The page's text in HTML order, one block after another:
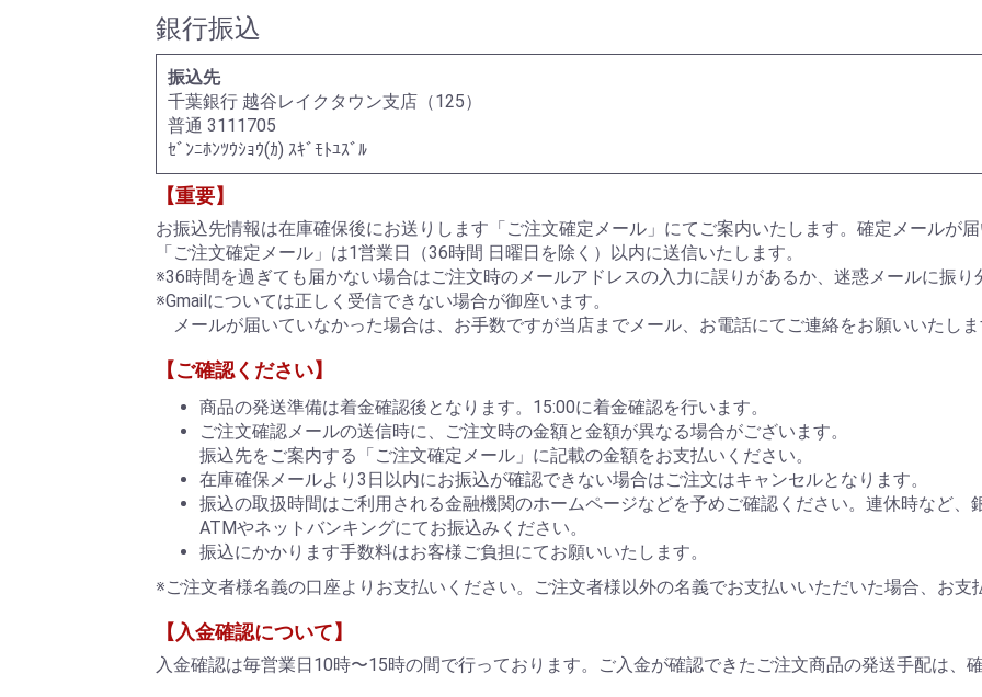
銀行振込
振込先
千葉銀行 越谷レイクタウン支店（125）
普通 3111705
ｾﾞﾝﾆﾎﾝﾂｳｼｮｳ(ｶ) ｽｷﾞﾓﾄﾕｽﾞﾙ
【重要】
お振込先情報は在庫確保後にお送りします「ご注文確定メール」にてご案内いたします。確定メールが
「ご注文確定メール」は1営業日（36時間 日曜日を除く）以内に送信いたします。
※36時間を過ぎても届かない場合はご注文時のメールアドレスの入力に誤りがあるか、迷惑メールに振り
※Gmailについては正しく受信できない場合が御座います。
メールが届いていなかった場合は、お手数ですが当店までメール、お電話にてご連絡をお願いいたしま
【ご確認ください】
商品の発送準備は着金確認後となります。15:00に着金確認を行います。
ご注文確認メールの送信時に、ご注文時の金額と金額が異なる場合がございます。
振込先をご案内する「ご注文確定メール」に記載の金額をお支払いください。
在庫確保メールより3日以内にお振込が確認できない場合はご注文はキャンセルとなります。
振込の取扱時間はご利用される金融機関のホームページなどを予めご確認ください。連休時など、
ATMやネットバンキングにてお振込みください。
振込にかかります手数料はお客様ご負担にてお願いいたします。
※ご注文者様名義の口座よりお支払いください。ご注文者様以外の名義でお支払いいただいた場合、お支
【入金確認について】
入金確認は毎営業日10時〜15時の間で行っております。ご入金が確認できたご注文商品の発送手配は、